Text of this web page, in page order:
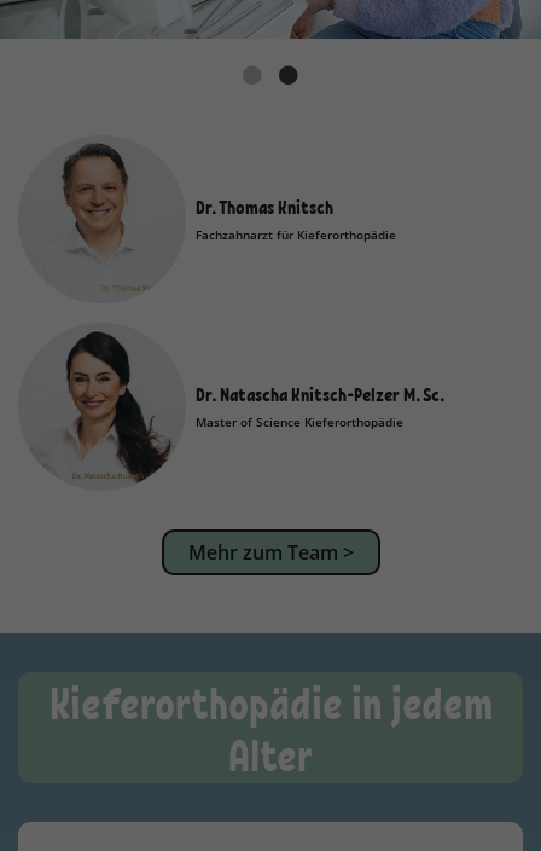
Dr. Thomas Knitsch
Fachzahnarzt für Kieferorthopädie
Dr. Natascha Knitsch-Pelzer M. Sc.
Master of Science Kieferorthopädie
Mehr zum Team >
Kieferorthopädie in jedem
Alter